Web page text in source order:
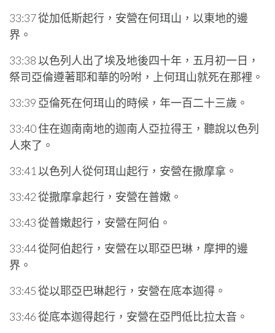
33:37 從加低斯起行，安營在何珥山，以東地的邊
界。
33:38 以色列人出了埃及地後四十年，五月初一日，
祭司亞倫遵著耶和華的吩咐，上何珥山就死在那裡。
33:39 亞倫死在何珥山的時候，年一百二十三歲。
33:40 住在迦南南地的迦南人亞拉得王，聽說以色列
人來了。
33:41 以色列人從何珥山起行，安營在撒摩拿。
33:42 從撒摩拿起行，安營在普嫩。
33:43 從普嫩起行，安營在阿伯。
33:44 從阿伯起行，安營在以耶亞巴琳，摩押的邊
界。
33:45 從以耶亞巴琳起行，安營在底本迦得。
33:46 從底本迦得起行，安營在亞門低比拉太音。